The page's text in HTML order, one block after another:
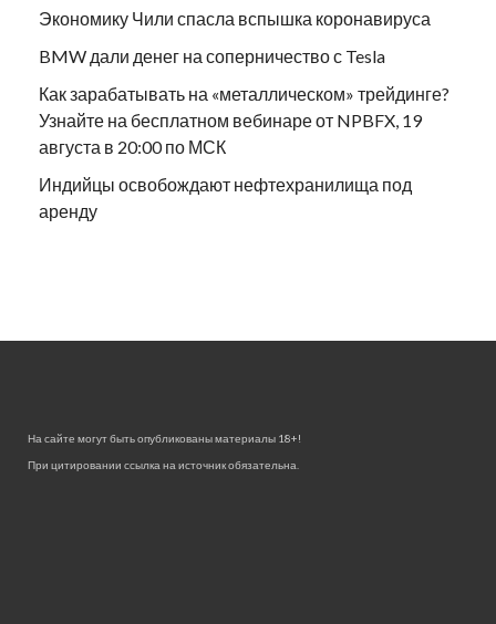
Экономику Чили спасла вспышка коронавируса
BMW дали денег на соперничество с Tesla
Как зарабатывать на «металлическом» трейдинге?
Узнайте на бесплатном вебинаре от NPBFX, 19
августа в 20:00 по МСК
Индийцы освобождают нефтехранилища под
аренду
На сайте могут быть опубликованы материалы 18+!
При цитировании ссылка на источник обязательна.